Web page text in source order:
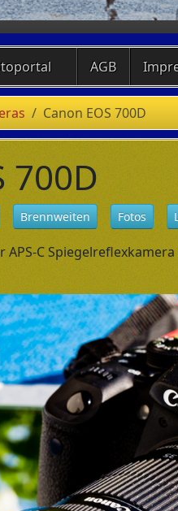
AGB
Canon EOS 700D
700D
Brennweiten Fotos
APS-C